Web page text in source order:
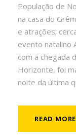
População de
na casa do
e atrações;
evento natalino
com a chegada
Horizonte, foi
noite da última
READ MORE